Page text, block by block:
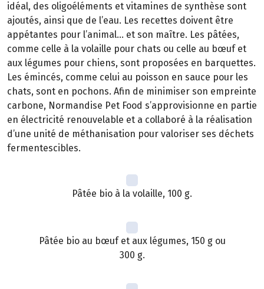
idéal, des oligoéléments et vitamines de synthèse sont
ajoutés, ainsi que de l’eau. Les recettes doivent être
appétantes pour l’animal… et son maître. Les pâtées,
comme celle à la volaille pour chats ou celle au bœuf et
aux légumes pour chiens, sont proposées en barquettes.
Les émincés, comme celui au poisson en sauce pour les
chats, sont en pochons. Afin de minimiser son empreinte
carbone, Normandise Pet Food s’approvisionne en partie
en électricité renouvelable et a collaboré à la réalisation
d’une unité de méthanisation pour valoriser ses déchets
fermentescibles.
Pâtée bio à la volaille, 100 g.
Pâtée bio au bœuf et aux légumes, 150 g ou
300 g.